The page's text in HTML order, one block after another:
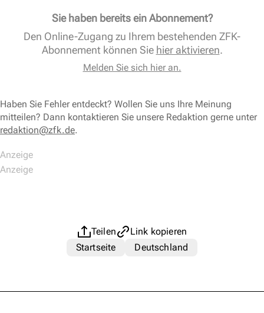
Sie haben bereits ein Abonnement?
Den Online-Zugang zu Ihrem bestehenden ZFK-
Abonnement können Sie hier aktivieren.
Melden Sie sich hier an.
Haben Sie Fehler entdeckt? Wollen Sie uns Ihre Meinung
mitteilen? Dann kontaktieren Sie unsere Redaktion gerne unter
redaktion@zfk.de.
Teilen
Link kopieren
Startseite
Deutschland